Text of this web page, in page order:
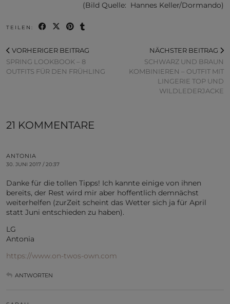
(Bild Quelle: Hannes Keller/Dormando)
TEILEN:
VORHERIGER BEITRAG
SPRING LOOKBOOK – 8
OUTFITS FÜR DEN FRÜHLING
NÄCHSTER BEITRAG
SCHWARZ UND BRAUN
KOMBINIEREN – OUTFIT MIT
LINGERIE TOP UND
WILDLEDERJACKE
21 KOMMENTARE
ANTONIA
30. JUNI 2017 / 20:37
Danke für die tollen Tipps! Ich kannte einige von ihnen
bereits, der Rest wird mir aber hoffentlich demnächst
weiterhelfen (zurZeit scheint das Wetter sich ja für April
statt Juni entschieden zu haben).
LG
Antonia
https://www.on-twos-own.com
ANTWORTEN